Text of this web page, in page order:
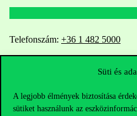
Süti és
A legjobb élmények biztosítása
sütiket használunk az
Telefonszám: +36 1 482 5000
Kérdésed van a felvételivel
Oktatói elérhetőségek